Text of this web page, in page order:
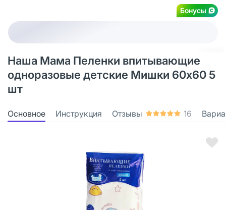
Бонусы
Наша Мама Пеленки впитывающие
одноразовые детские Мишки 60х60 5
шт
Основное Инструкция Отзывы 16